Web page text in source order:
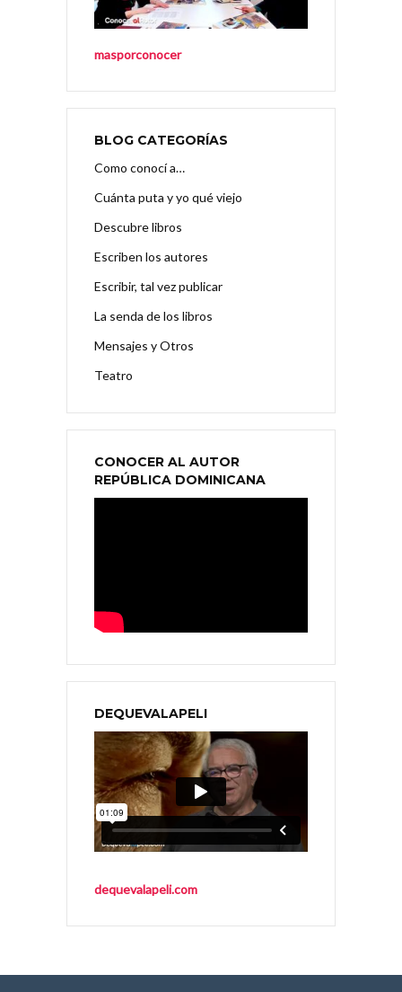
masporconocer
BLOG CATEGORÍAS
Como conocí a…
Cuánta puta y yo qué viejo
Descubre libros
Escriben los autores
Escribir, tal vez publicar
La senda de los libros
Mensajes y Otros
Teatro
CONOCER AL AUTOR
REPÚBLICA DOMINICANA
DEQUEVALAPELI
dequevalapeli.com